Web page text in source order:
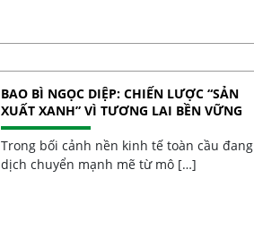
BAO BÌ NGỌC DIỆP: CHIẾN LƯỢC “SẢN
XUẤT XANH” VÌ TƯƠNG LAI BỀN VỮNG
Trong bối cảnh nền kinh tế toàn cầu đang
dịch chuyển mạnh mẽ từ mô […]